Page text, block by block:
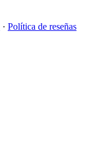
· Política de reseñas